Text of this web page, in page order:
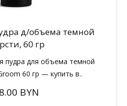
д/объема темной
60 гр
пудра для объема темной
60 гр — купить в..
BYN